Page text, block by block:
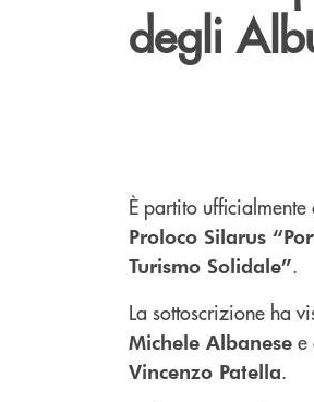
degli
È partito
Proloco Silarus
Turismo Solidale”.
La sottoscrizione ha
Michele Albanese e
Vincenzo Patella.